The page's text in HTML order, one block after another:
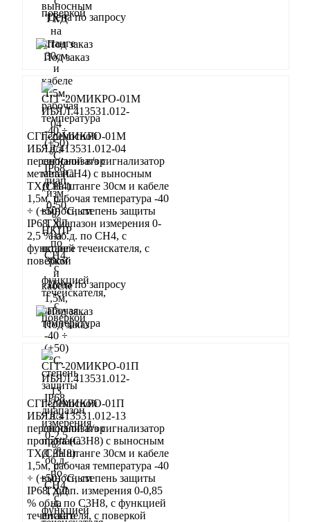
Цена по запросу
Под заказ
СГГ-20МИКРО-01М
ИБЯЛ.413531.012-04
переносной в/з сигнализатор
метана (СН4) с выносным
ТХД на штанге 30см и кабеле
1,5м, рабочая температура -40
÷ (+50) °С, степень защиты
IP68, диапазон измерения 0-
2,5 % об.д. по СН4, с
функцией течеискателя, с
поверкой
Цена по запросу
Под заказ
СГГ-20МИКРО-01П
ИБЯЛ.413531.012-13
переносной в/з сигнализатор
пропана (С3Н8) с выносным
ТХД на штанге 30см и кабеле
1,5м, рабочая температура -40
÷ (+50) °С, степень защиты
IP68, диап. измерения 0-0,85
% об.д. по С3Н8, с функцией
течеискателя, с поверкой